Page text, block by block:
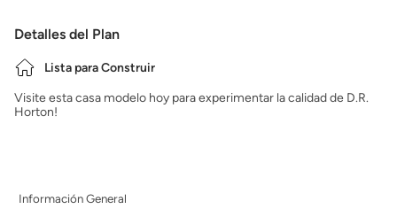
Detalles del Plan
Lista para Construir
Visite esta casa modelo hoy para experimentar la calidad de D.R.
Horton!
Información General